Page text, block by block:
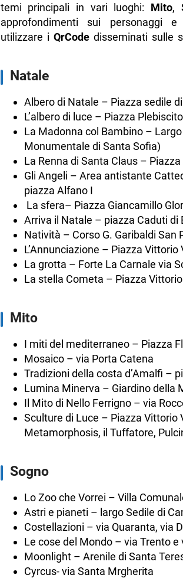
temi principali in vari luoghi: Mito,
approfondimenti sui personaggi
utilizzare i QrCodedisseminati sulle
Natale
Albero di Natale – Piazza sedile
L’albero di luce – Piazza Plebiscito
La Madonna col Bambino –
Monumentale di Santa Sofia)
La Renna di Santa Claus –
Gli Angeli – Area antistante
piazza Alfano I
La sfera– Piazza Giancamillo
Arriva il Natale – piazza Caduti di
Natività – Corso G. Garibaldi San
L’Annunciazione – Piazza
La grotta – Forte La Carnale via
La stella Cometa – Piazza
Mito
I miti del mediterraneo – Piazza
Mosaico – via Porta Catena
Tradizioni della costa d’Amalfi –
Lumina Minerva – Giardino della
Il Mito di Nello Ferrigno – via
Sculture di Luce – Piazza Vittorio
Metamorphosis, il Tuffatore,
Sogno
Lo Zoo che Vorrei – Villa
Astri e pianeti – largo Sedile di
Costellazioni – via Quaranta, via
Le cose del Mondo – via Trento e
Moonlight – Arenile di Santa
Cyrcus- via Santa Mrgherita